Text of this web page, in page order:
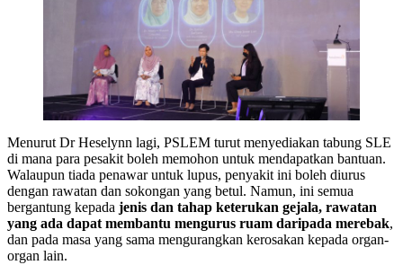
Menurut Dr Heselynn lagi, PSLEM turut menyediakan tabung SLE
di mana para pesakit boleh memohon untuk mendapatkan bantuan.
Walaupun tiada penawar untuk lupus, penyakit ini boleh diurus
dengan rawatan dan sokongan yang betul. Namun, ini semua
bergantung kepada jenis dan tahap keterukan gejala, rawatan
yang ada dapat membantu mengurus ruam daripada merebak,
dan pada masa yang sama mengurangkan kerosakan kepada organ-
organ lain.